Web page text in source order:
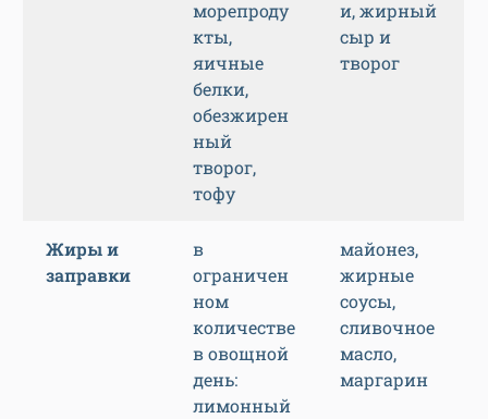
морепроду
кты,
яичные
белки,
обезжирен
ный
творог,
тофу
и, жирный
сыр и
творог
Жиры и
заправки
в
ограничен
ном
количестве
в овощной
день:
лимонный
майонез,
жирные
соусы,
сливочное
масло,
маргарин